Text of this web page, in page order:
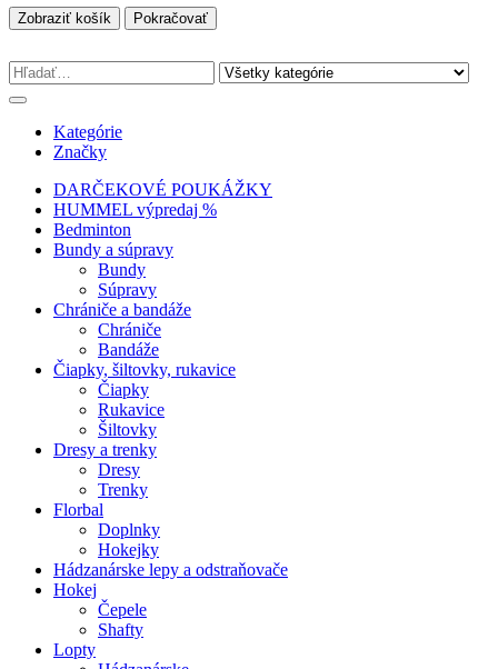
Zobraziť košík Pokračovať
Kategórie
Značky
DARČEKOVÉ POUKÁŽKY
HUMMEL výpredaj %
Bedminton
Bundy a súpravy
Bundy
Súpravy
Chrániče a bandáže
Chrániče
Bandáže
Čiapky, šiltovky, rukavice
Čiapky
Rukavice
Šiltovky
Dresy a trenky
Dresy
Trenky
Florbal
Doplnky
Hokejky
Hádzanárske lepy a odstraňovače
Hokej
Čepele
Shafty
Lopty